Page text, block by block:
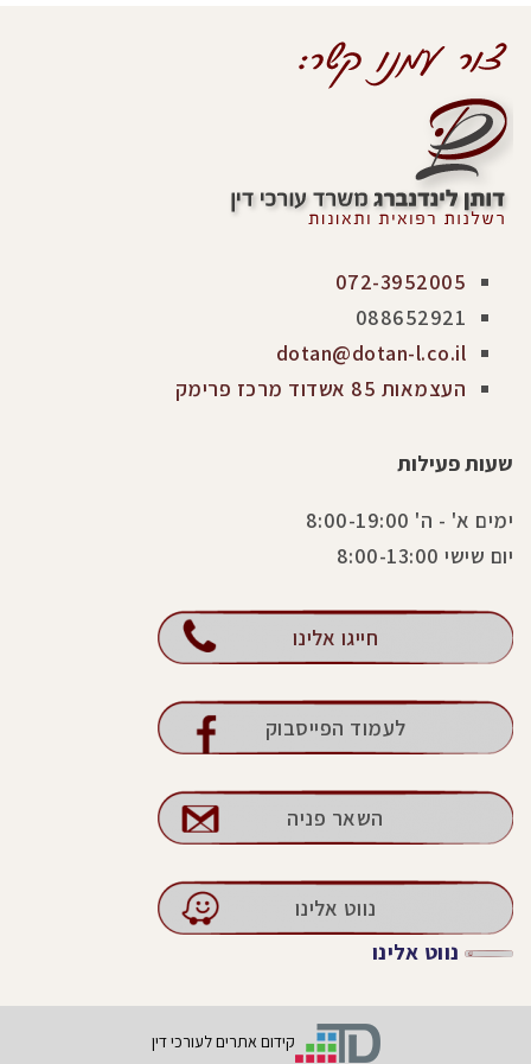
072-3952005
088652921
dotan@dotan-l.co.il
העצמאות 85 אשדוד מרכז פרימק
שעות פעילות
ימים א' - ה' 8:00-19:00
יום שישי 8:00-13:00
חייגו אלינו
לעמוד הפייסבוק
השאר פניה
נווט אלינו
נווט אלינו
קידום אתרים לעורכי דין